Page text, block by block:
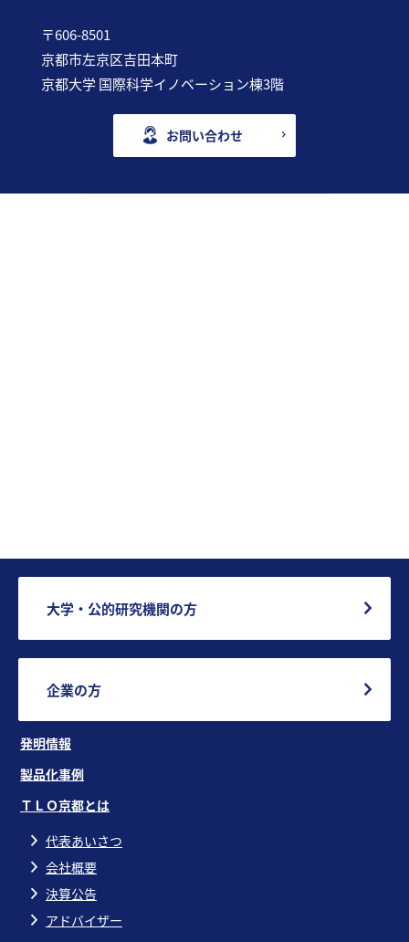
〒606-8501
京都市左京区吉田本町
京都大学 国際科学イノベーション棟3階
お問い合わせ
大学・公的研究機関の方
企業の方
発明情報
製品化事例
ＴＬＯ京都とは
代表あいさつ
会社概要
決算公告
アドバイザー